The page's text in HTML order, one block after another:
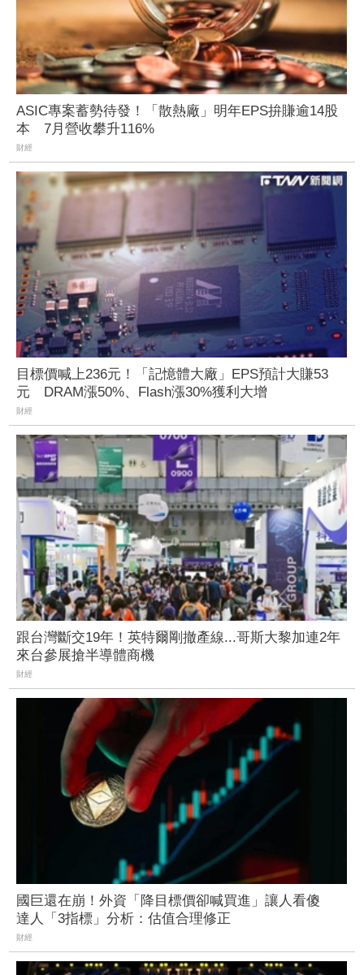
ASIC專案蓄勢待發！「散熱廠」明年EPS拚賺逾14股
本 7月營收攀升116%
財經
目標價喊上236元！「記憶體大廠」EPS預計大賺53
元 DRAM漲50%、Flash漲30%獲利大增
財經
跟台灣斷交19年！英特爾剛撤產線...哥斯大黎加連2年
來台參展搶半導體商機
財經
國巨還在崩！外資「降目標價卻喊買進」讓人看傻
達人「3指標」分析：估值合理修正
財經